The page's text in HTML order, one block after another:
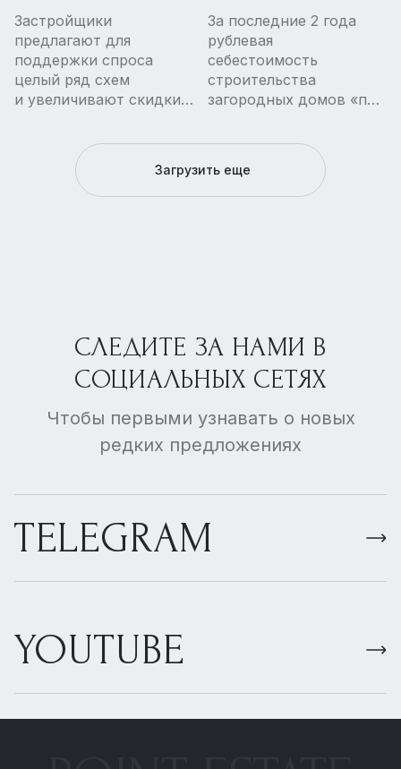
КРЕДИТА
Застройщики
предлагают для
поддержки спроса
целый ряд схем
и увеличивают скидки.
вторичного жилья тоже
готовы снижать цены
РЕГИОНЕ
ПОДОРОЖАЛО НА
30%
За последние 2 года
рублевая
себестоимость
строительства
загородных домов «под
в высокобюджетном
сегменте рынка
Московского региона
выросла в среднем
изменением
логистических цепочек,
поскольку значительная
и оборудования для
недвижимости
за рубежом.
Загрузить еще
СЛЕДИТЕ ЗА НАМИ В
СОЦИАЛЬНЫХ СЕТЯХ
Чтобы первыми узнавать о новых
редких предложениях
TELEGRAM
YOUTUBE